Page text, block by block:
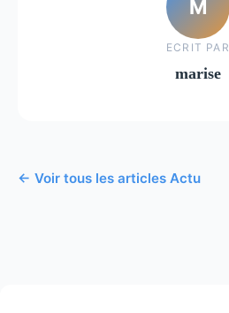
M
ECRIT PAR
marise
← Voir tous les articles Actu